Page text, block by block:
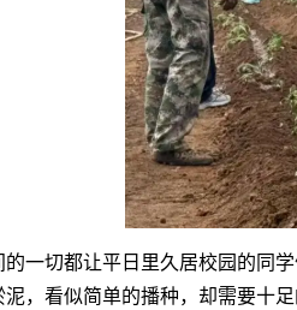
一切都让平日里久居校园的同
，看似简单的播种，却需要十